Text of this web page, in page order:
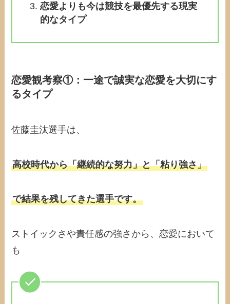
恋愛よりも今は競技を最優先する現実
的なタイプ
恋愛観考察①：一途で誠実な恋愛を大切にす
るタイプ
佐藤圭汰選手は、
高校時代から「継続的な努力」と「粘り強さ」
で結果を残してきた選手です。
ストイックさや責任感の強さから、恋愛において
も